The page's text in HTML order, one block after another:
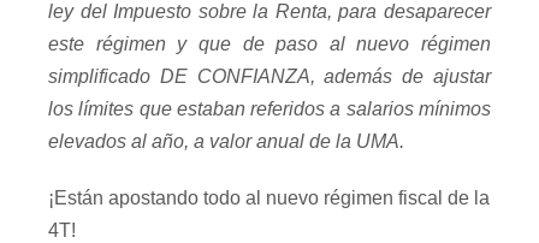
ley del Impuesto sobre la Renta, para desaparecer
este régimen y que de paso al nuevo régimen
simplificado DE CONFIANZA, además de ajustar
los límites que estaban referidos a salarios mínimos
elevados al año, a valor anual de la UMA.
¡Están apostando todo al nuevo régimen fiscal de la
4T!